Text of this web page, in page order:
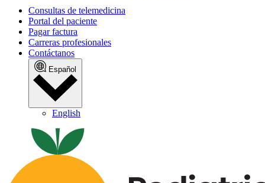
Consultas de telemedicina
Portal del paciente
Pagar factura
Carreras profesionales
Contáctanos
Español
English